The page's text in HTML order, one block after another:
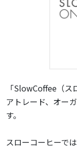
「SlowCoffee（
アトレード、オー
す。
スローコーヒーで